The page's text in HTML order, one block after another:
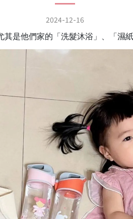
2024-12-16
是他們家的「洗髮沐浴」、「濕